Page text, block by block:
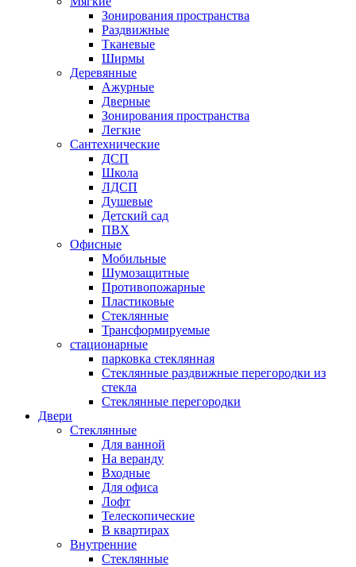
Зонирования пространства
Раздвижные
Тканевые
Ширмы
Деревянные
Ажурные
Дверные
Зонирования пространства
Легкие
Сантехнические
ДСП
Школа
ЛДСП
Душевые
Детский сад
ПВХ
Офисные
Мобильные
Шумозащитные
Противопожарные
Пластиковые
Стеклянные
Трансформируемые
стационарные
парковка стеклянная
Стеклянные раздвижные перегородки из
стекла
Стеклянные перегородки
Двери
Стеклянные
Для ванной
На веранду
Входные
Для офиса
Лофт
Телескопические
В квартирах
Внутренние
Стеклянные